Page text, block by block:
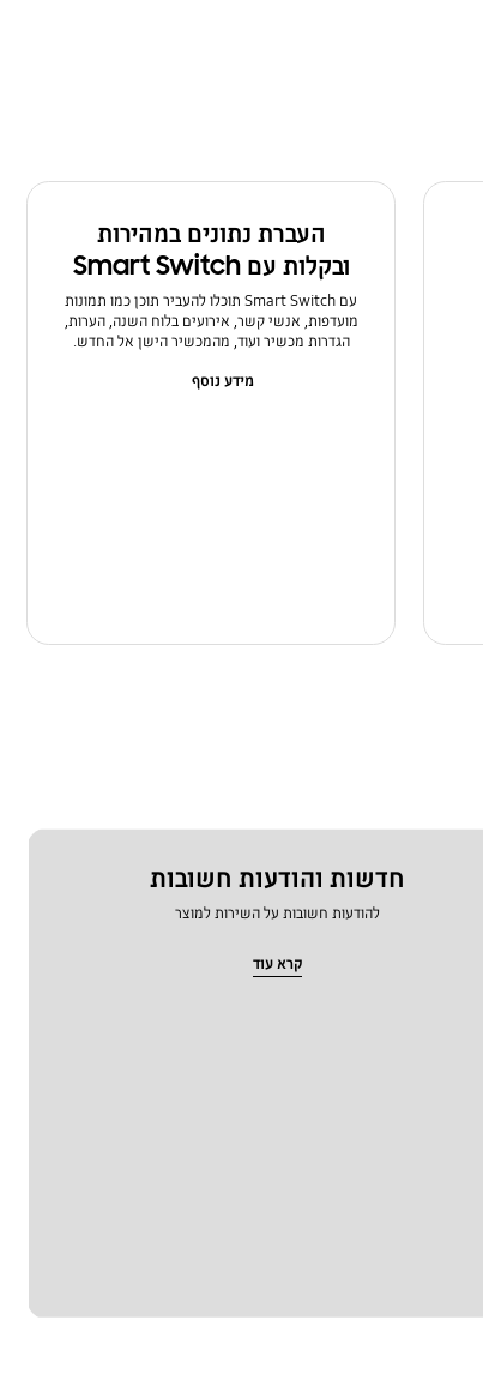
העברת נתונים במהירות
ובקלות עם Smart Switch
עם Smart Switch תוכלו להעביר תוכן כמו תמונות
מועדפות, אנשי קשר, אירועים בלוח השנה, הערות,
הגדרות מכשיר ועוד, מהמכשיר הישן אל החדש.
מידע נוסף
חדשות והודעות חשובות
להודעות חשובות על השירות למוצר
קרא עוד